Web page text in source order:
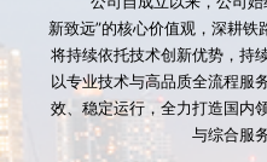
新致远”的核心价值观，深耕
将持续依托技术创新优势，持
以专业技术与高品质全流程服
效、稳定运行，全力打造国内
与综合服